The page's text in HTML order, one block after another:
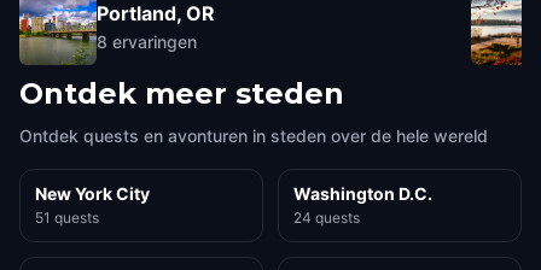
Portland, OR
8 ervaringen
Ontdek meer steden
Ontdek quests en avonturen in steden over de hele wereld
New York City
51 quests
Washington D.C.
24 quests